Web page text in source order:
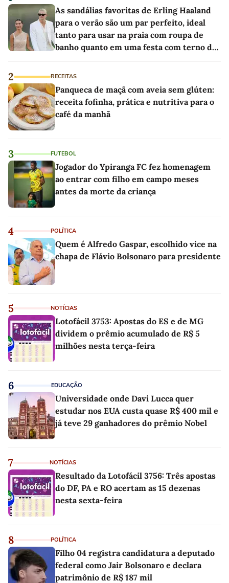
As sandálias favoritas de Erling Haaland
para o verão são um par perfeito, ideal
tanto para usar na praia com roupa de
banho quanto em uma festa com terno de
2 RECEITAS
Panqueca de maçã com aveia sem glúten:
receita fofinha, prática e nutritiva para o
café da manhã
3 FUTEBOL
Jogador do Ypiranga FC fez homenagem
ao entrar com filho em campo meses
antes da morte da criança
4 POLÍTICA
Quem é Alfredo Gaspar, escolhido vice na
chapa de Flávio Bolsonaro para presidente
5 NOTÍCIAS
Lotofácil 3753: Apostas do ES e de MG
dividem o prêmio acumulado de R$ 5
milhões nesta terça-feira
6 EDUCAÇÃO
Universidade onde Davi Lucca quer
estudar nos EUA custa quase R$ 400 mil e
já teve 29 ganhadores do prêmio Nobel
7 NOTÍCIAS
Resultado da Lotofácil 3756: Três apostas
do DF, PA e RO acertam as 15 dezenas
nesta sexta-feira
8 POLÍTICA
Filho 04 registra candidatura a deputado
federal como Jair Bolsonaro e declara
patrimônio de R$ 187 mil